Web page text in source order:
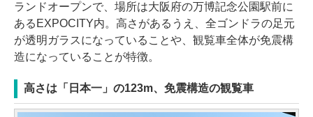
ランドオープンで、場所は大阪府の万博記念公園駅前に
あるEXPOCITY内。高さがあるうえ、全ゴンドラの足元
が透明ガラスになっていることや、観覧車全体が免震構
造になっていることが特徴。
高さは「日本一」の123m、免震構造の観覧車